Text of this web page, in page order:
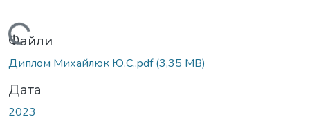
Вантажиться...
Файли
Диплом Михайлюк Ю.С..pdf(3,35 MB)
Дата
2023